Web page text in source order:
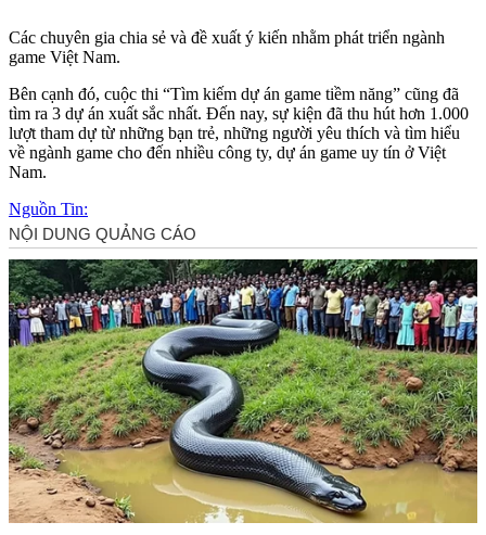
Các chuyên gia chia sẻ và đề xuất ý kiến nhằm phát triển ngành
game Việt Nam.
Bên cạnh đó, cuộc thi “Tìm kiếm dự án game tiềm năng” cũng đã
tìm ra 3 dự án xuất sắc nhất. Đến nay, sự kiện đã thu hút hơn 1.000
lượt tham dự từ những bạn trẻ, những người yêu thích và tìm hiểu
về ngành game cho đến nhiều công ty, dự án game uy tín ở Việt
Nam.
Nguồn Tin: